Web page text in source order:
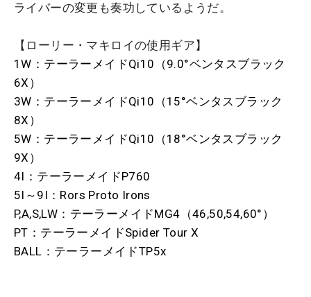
ライバーの変更も奏功しているようだ。
【ローリー・マキロイの使用ギア】
1W：テーラーメイドQi10（9.0°ベンタスブラック
6X）
3W：テーラーメイドQi10（15°ベンタスブラック
8X）
5W：テーラーメイドQi10（18°ベンタスブラック
9X）
4I：テーラーメイドP760
5I～9I：Rors Proto Irons
P,A,S,LW：テーラーメイドMG4（46,50,54,60°）
PT：テーラーメイドSpider Tour X
BALL：テーラーメイドTP5x